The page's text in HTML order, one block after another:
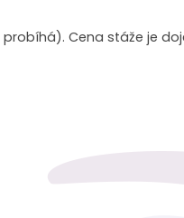
Cena stáže je